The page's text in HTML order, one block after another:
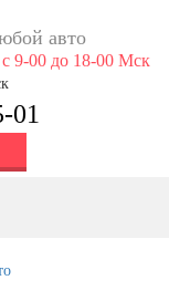
авто
9-00 до 18-00 Мск
01